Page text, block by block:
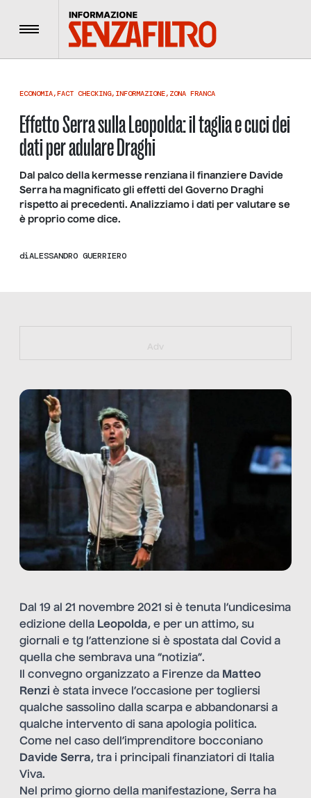
Menu
ECONOMIA,FACT CHECKING, INFORMAZIONE, ZONA FRANCA
Effetto Serra sulla Leopolda: il taglia e cuci dei
dati per adulare Draghi
Dal palco della kermesse renziana il finanziere Davide
Serra ha magnificato gli effetti del Governo Draghi
rispetto ai precedenti. Analizziamo i dati per valutare se
è proprio come dice.
diALESSANDRO GUERRIERO
https://bit.ly/muster_aggiornamento
Adv
Dal 19 al 21 novembre 2021 si è tenuta l’undicesima
edizione della Leopolda, e per un attimo, su
giornali e tg l’attenzione si è spostata dal Covid a
quella che sembrava una “notizia”.
Il convegno organizzato a Firenze da Matteo
Renzi è stata invece l’occasione per togliersi
qualche sassolino dalla scarpa e abbandonarsi a
qualche intervento di sana apologia politica.
Come nel caso dell’imprenditore bocconiano
Davide Serra, tra i principali finanziatori di Italia
Viva.
Nel primo giorno della manifestazione, Serra ha